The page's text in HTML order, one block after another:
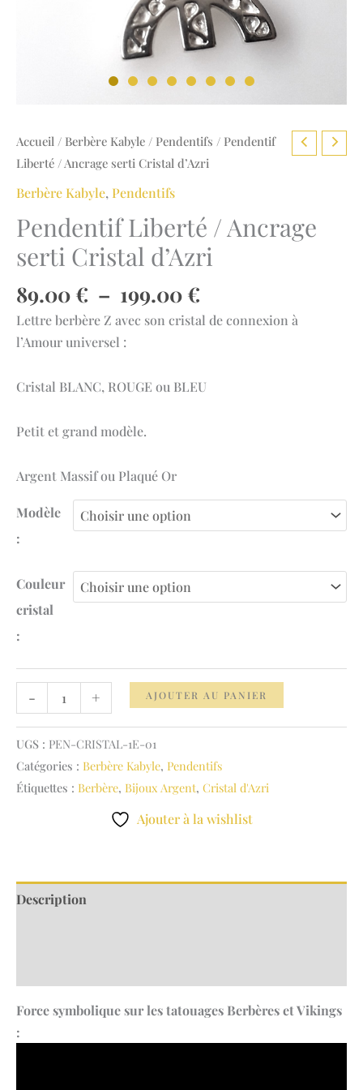
Accueil / Berbère Kabyle / Pendentifs / Pendentif
Liberté / Ancrage serti Cristal d’Azri
Berbère Kabyle, Pendentifs
Pendentif Liberté / Ancrage
serti Cristal d’Azri
89.00 € – 199.00 €
de
à
Lettre berbère Z avec son cristal de connexion à
l’Amour universel :
Cristal BLANC, ROUGE ou BLEU
Petit et grand modèle.
Argent Massif ou Plaqué Or
Modèle
:
Couleur
cristal
:
-
de
Pendentif
Liberté
/
+ AJOUTER AU PANIER
UGS : PEN-CRISTAL-1E-01
Catégories : Berbère Kabyle, Pendentifs
Étiquettes : Berbère, Bijoux Argent, Cristal d'Azri
Ajouter à la wishlist
Description
Force symbolique sur les tatouages Berbères et Vikings
: